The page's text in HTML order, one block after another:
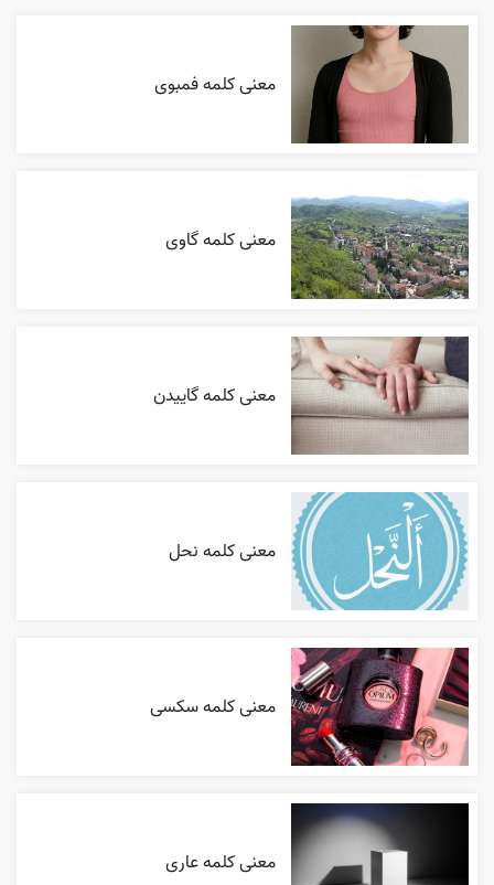
معنی کلمه فمبوی
معنی کلمه گاوی
معنی کلمه گاییدن
معنی کلمه نحل
معنی کلمه سکسی
معنی کلمه عاری